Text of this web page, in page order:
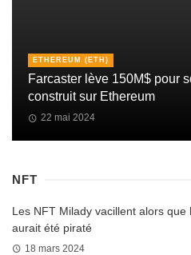
ETHEREUM (ETH)
Farcaster lève 150M$ pour
construit sur Ethereum
22 mai 2024
NFT
Les NFT Milady vacillent alors que
aurait été piraté
18 mars 2024